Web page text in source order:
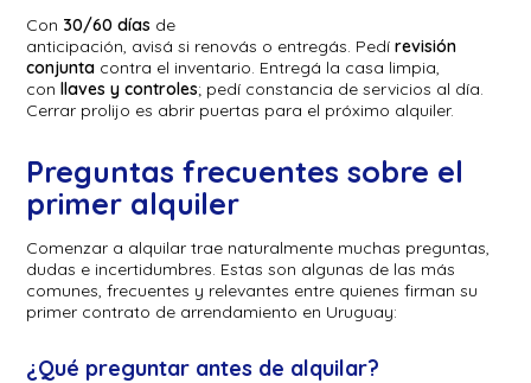
Con 30/60 días de
anticipación, avisá si renovás o entregás. Pedírevisión
conjunta contra el inventario. Entregá la casa limpia,
conllaves y controles; pedí constancia de servicios al día.
Cerrar prolijo es abrir puertas para el próximo alquiler.
Preguntas frecuentes sobre el
primer alquiler
Comenzar a alquilar trae naturalmente muchas preguntas,
dudas e incertidumbres. Estas son algunas de las más
comunes, frecuentes y relevantes entre quienes firman su
primer contrato de arrendamiento en Uruguay:
¿Qué preguntar antes de alquilar?